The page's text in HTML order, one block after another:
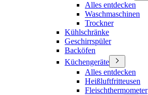
Alles entdecken
Waschmaschinen
Trockner
Kühlschränke
Geschirrspüler
Backöfen
Küchengeräte
Alles entdecken
Heißluftfritteusen
Fleischthermometer